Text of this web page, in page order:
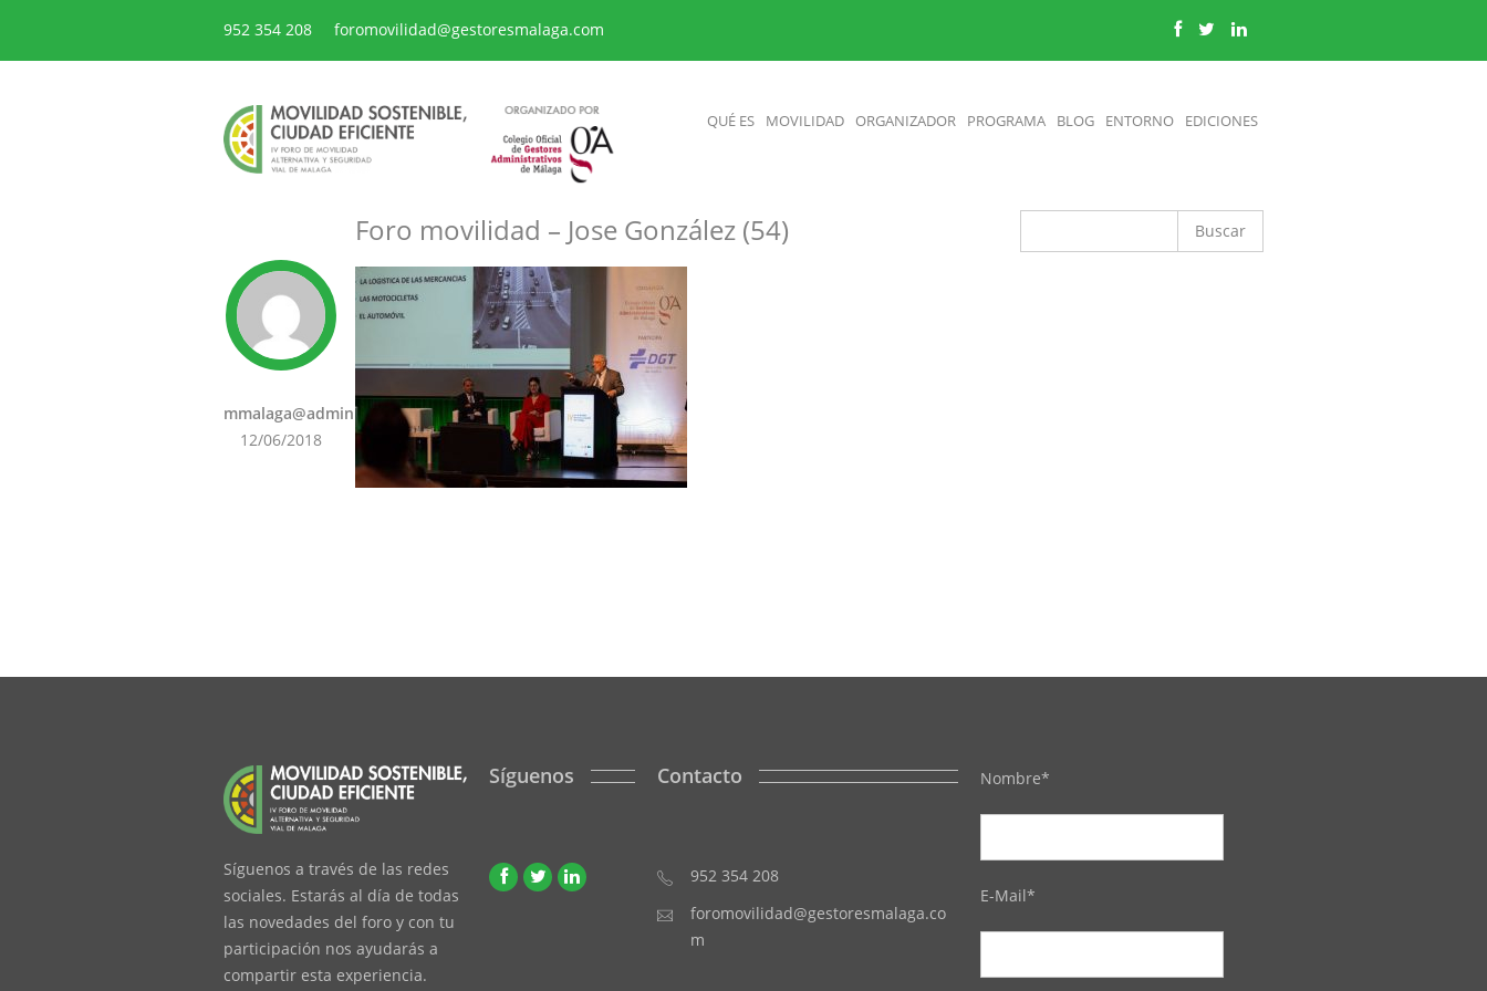
952 354 208 foromovilidad@gestoresmalaga.com
QUÉ ES MOVILIDAD ORGANIZADOR PROGRAMA BLOG ENTORNO EDICIONES
mmalaga@admin
12/06/2018
Foro movilidad – Jose González (54)
Síguenos a través de las redes
sociales. Estarás al día de todas
las novedades del foro y con tu
participación nos ayudarás a
compartir esta experiencia.
Síguenos Contacto
952 354 208
foromovilidad@gestoresmalaga.co
m
Nombre*
E-Mail*